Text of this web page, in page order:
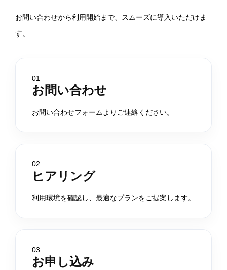
お問い合わせから利用開始まで、スムーズに導入いただけま
す。
01
お問い合わせ
お問い合わせフォームよりご連絡ください。
02
ヒアリング
利用環境を確認し、最適なプランをご提案します。
03
お申し込み